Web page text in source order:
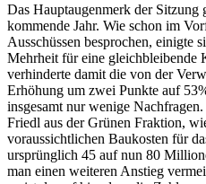
Das Hauptaugenmerk der
kommende Jahr. Wie schon im
Ausschüssen besprochen, einigte
Mehrheit für eine gleichbleibende
verhinderte damit die von der
Erhöhung um zwei Punkte auf
insgesamt nur wenige
Friedl aus der Grünen Fraktion,
voraussichtlichen Baukosten für
ursprünglich 45 auf nun 80
man einen weiteren Anstieg